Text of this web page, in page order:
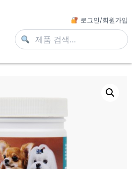
로그인/회원가입